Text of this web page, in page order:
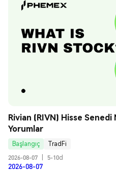
Rivian (RIVN) Hisse
Yorumlar
Başlangıç
TradFi
2026-08-07
5-10d
2026-08-07